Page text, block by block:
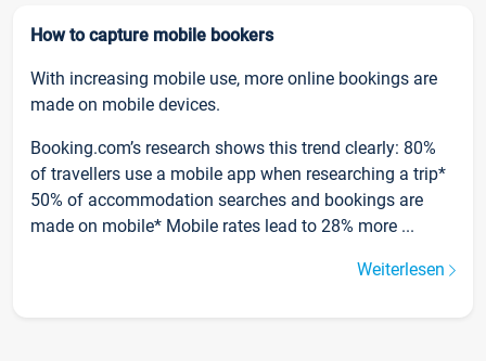
How to capture mobile bookers
With increasing mobile use, more online bookings are
made on mobile devices.
Booking.com’s research shows this trend clearly: 80%
of travellers use a mobile app when researching a trip*
50% of accommodation searches and bookings are
made on mobile* Mobile rates lead to 28% more ...
Weiterlesen